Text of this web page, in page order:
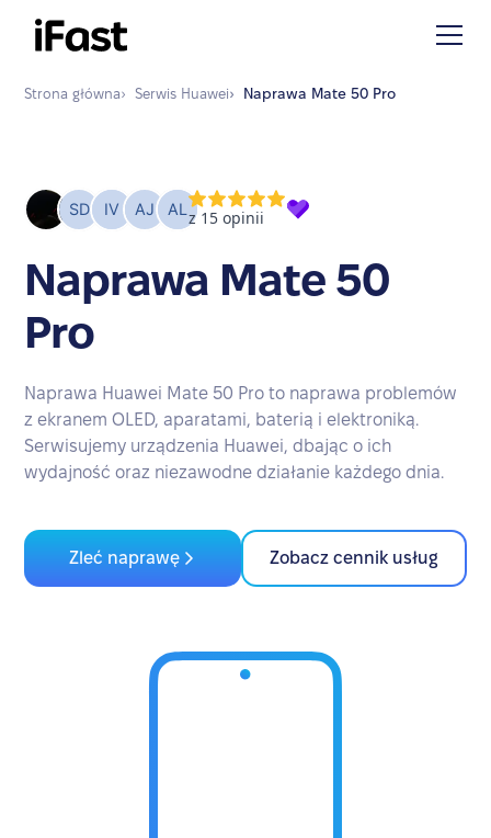
Strona główna› Serwis Huawei› Naprawa Mate 50 Pro
Naprawa Mate 50
Pro
Naprawa Huawei Mate 50 Pro to naprawa problemów
z ekranem OLED, aparatami, baterią i elektroniką.
Serwisujemy urządzenia Huawei, dbając o ich
wydajność oraz niezawodne działanie każdego dnia.
Zleć naprawę Zobacz cennik usług